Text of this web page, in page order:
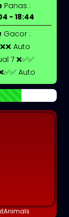
Panas :
- 18:44
Gacor :
Auto
7 ❌✅✅
Auto